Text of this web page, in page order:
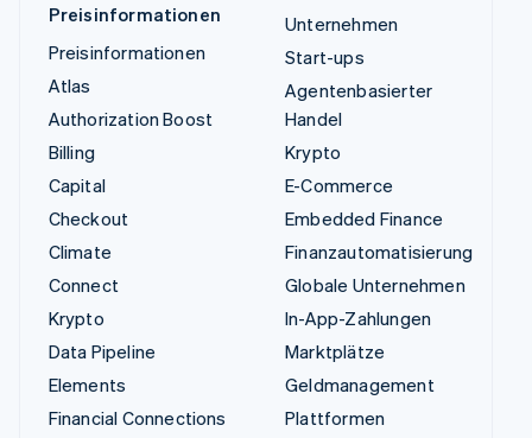
Preisinformationen
Preisinformationen
Atlas
Authorization Boost
Billing
Capital
Checkout
Climate
Connect
Krypto
Data Pipeline
Elements
Financial Connections
Unternehmen
Start-ups
Agentenbasierter
Handel
Krypto
E-Commerce
Embedded Finance
Finanzautomatisierung
Globale Unternehmen
In-App-Zahlungen
Marktplätze
Geldmanagement
Plattformen